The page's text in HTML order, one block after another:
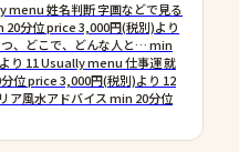
menu 姓名判断 字画などで見る
分位 price 3,000円(税別)より
、どこで、どんな人と… min
り 11 Usually menu 仕事運 就
位 price 3,000円(税別)より 12
ア風水アドバイス min 20分位